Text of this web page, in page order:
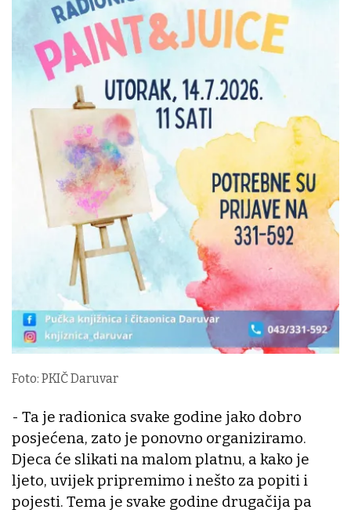
Foto: PKIČ Daruvar
- Ta je radionica svake godine jako dobro
posjećena, zato je ponovno organiziramo.
Djeca će slikati na malom platnu, a kako je
ljeto, uvijek pripremimo i nešto za popiti i
pojesti. Tema je svake godine drugačija pa